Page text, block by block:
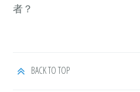
者？
BACK TO TOP